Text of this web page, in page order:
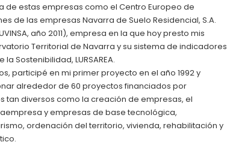
estas empresas como el Centro Europeo de
de las empresas Navarra de Suelo Residencial, S.A.
año 2011), empresa en la que hoy presto mis
Territorial de Navarra y su sistema de indicadores
Sostenibilidad, LURSAREA.
participé en mi primer proyecto en el año 1992 y
alrededor de 60 proyectos financiados por
diversos como la creación de empresas, el
y empresas de base tecnológica,
ordenación del territorio, vivienda, rehabilitación y